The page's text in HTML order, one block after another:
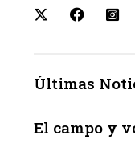
Últimas
El campo y